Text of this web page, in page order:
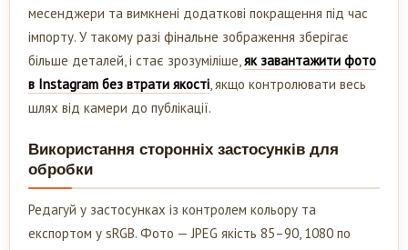
месенджери та вимкнені додаткові покращення під час
імпорту. У такому разі фінальне зображення зберігає
більше деталей, і стає зрозуміліше,як завантажити фото
в Instagram без втрати якості, якщо контролювати весь
шлях від камери до публікації.
Використання сторонніх застосунків для
обробки
Редагуй у застосунках із контролем кольору та
експортом у sRGB. Фото — JPEG якість 85–90, 1080 по